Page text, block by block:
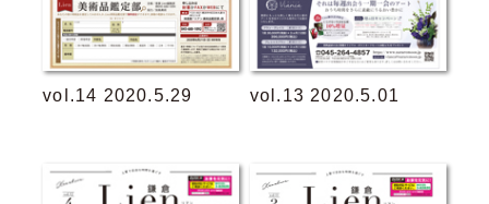
vol.14 2020.5.29 vol.13 2020.5.01